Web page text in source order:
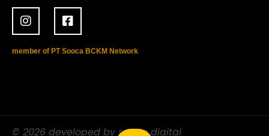
member of PT Sooca BCKM Network
© 2026 developed by sooca digital